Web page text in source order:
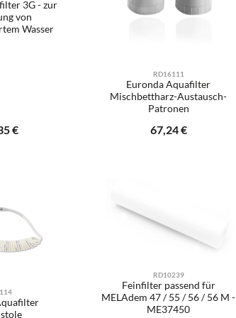
3G - zur
von
Wasser
Preis:
€
RD16111
Euronda Aquafilter
Mischbettharz-Austausch-
Patronen
Regulärer Preis:
67,24 €
RD10239
Feinfilter passend für
MELAdem 47 / 55 / 56 / 56 M -
ME37450